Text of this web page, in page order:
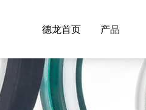
德龙首页 产品